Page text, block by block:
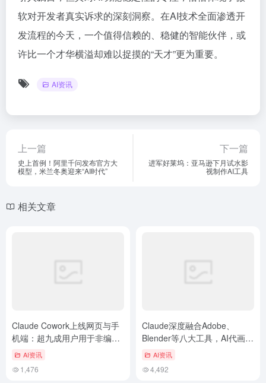
软对开发者真实诉求的深刻洞察。在AI技术全面渗透开
发流程的今天，一个值得信赖的、稳健的智能伙伴，或
许比一个才华横溢却难以捉摸的“天才”更为重要。
AI资讯
上一篇
史上首例！阿里千问发布官方大
模型，米兰冬奥迎来“AI时代”
下一篇
进军好莱坞：亚马逊下月试水影
视制作AI工具
相关文章
Claude Cowork上线网页与手
机端：超九成用户用于非编程
任务，跨设备接力作业
AI资讯
1,476
Claude深度融合Adobe、
Blender等八大工具，AI代画代
练时代来临？
AI资讯
4,492